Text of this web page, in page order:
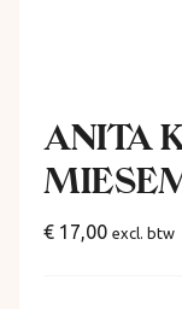
ANITA
€ 17,00 excl. btw